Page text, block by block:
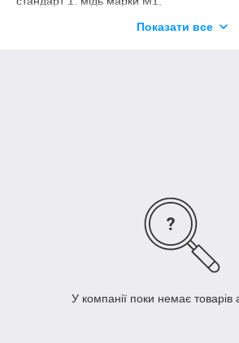
стандарт 2: мідь марки М2.Показати все
У компанії поки немає товарів